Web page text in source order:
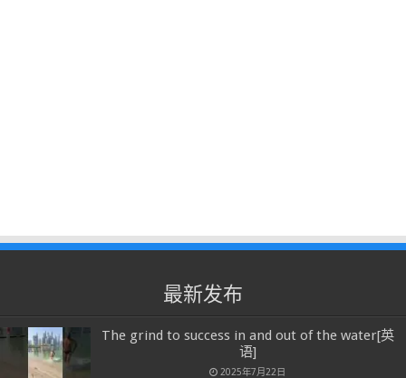
最新发布
The grind to success in and out of the water[英
语]
2025年7月22日